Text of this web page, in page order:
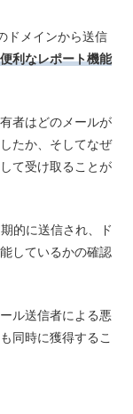
ドメインから送信
利なレポート機能
者はどのメールが
たか、そしてなぜ
て受け取ることが
的に送信され、ド
しているかの確認
ル送信者による悪
同時に獲得するこ